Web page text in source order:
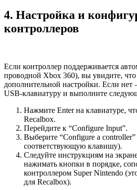
4. Настройка и
контроллеров
Если контроллер поддерживается
проводной Xbox 360), вы увидите, что
дополнительной настройки. Если
USB‑клавиатуру и выполните
Нажмите Enter на клавиатуре,
Recalbox.
Перейдите к “Configure Input”.
Выберите “Configure a
соответствующую клавишу).
Следуйте инструкциям на
нажимать кнопки в порядке,
контроллером Super Nintendo
для Recalbox).